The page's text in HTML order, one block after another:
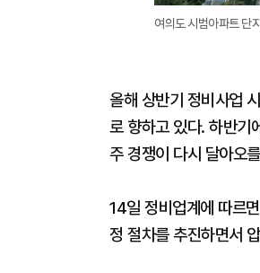
여의도 시범아파트 단
올해 상반기 정비사업
로 향하고 있다. 하반기
주 경쟁이 다시 달아오
14일 정비업계에 따르
정 절차를 추진하면서